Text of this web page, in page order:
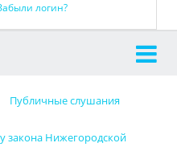
логин?
Публичные слушания
закона Нижегородской